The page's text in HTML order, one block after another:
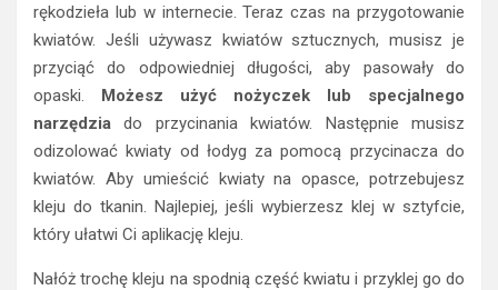
rękodzieła lub w internecie. Teraz czas na przygotowanie
kwiatów. Jeśli używasz kwiatów sztucznych, musisz je
przyciąć do odpowiedniej długości, aby pasowały do
opaski. Możesz użyć nożyczek lub specjalnego
narzędzia do przycinania kwiatów. Następnie musisz
odizolować kwiaty od łodyg za pomocą przycinacza do
kwiatów. Aby umieścić kwiaty na opasce, potrzebujesz
kleju do tkanin. Najlepiej, jeśli wybierzesz klej w sztyfcie,
który ułatwi Ci aplikację kleju.
Nałóż trochę kleju na spodnią część kwiatu i przyklej go do